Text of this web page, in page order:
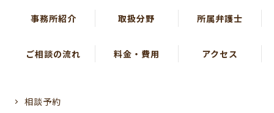
事務所紹介 取扱分野 所属弁護士
ご相談の流れ 料金・費用 アクセス
相談予約